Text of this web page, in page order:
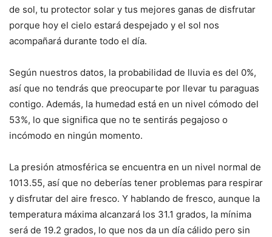
de sol, tu protector solar y tus mejores ganas de disfrutar
porque hoy el cielo estará despejado y el sol nos
acompañará durante todo el día.
Según nuestros datos, la probabilidad de lluvia es del 0%,
así que no tendrás que preocuparte por llevar tu paraguas
contigo. Además, la humedad está en un nivel cómodo del
53%, lo que significa que no te sentirás pegajoso o
incómodo en ningún momento.
La presión atmosférica se encuentra en un nivel normal de
1013.55, así que no deberías tener problemas para respirar
y disfrutar del aire fresco. Y hablando de fresco, aunque la
temperatura máxima alcanzará los 31.1 grados, la mínima
será de 19.2 grados, lo que nos da un día cálido pero sin